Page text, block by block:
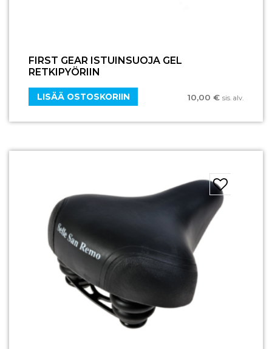
FIRST GEAR ISTUINSUOJA GEL
RETKIPYÖRIIN
10,00 € sis. alv.
LISÄÄ OSTOSKORIIN